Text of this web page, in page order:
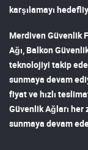
karşılamayı
Merdiven Güvenlik
Ağı, Balkon
teknolojiyi takip
sunmaya devam
fiyat ve hızlı
Güvenlik Ağları her
sunmaya devam